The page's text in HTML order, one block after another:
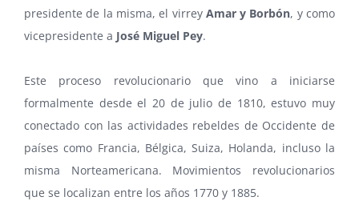
presidente de la misma, el virrey Amar y Borbón, y como
vicepresidente a José Miguel Pey.
Este proceso revolucionario que vino a iniciarse
formalmente desde el 20 de julio de 1810, estuvo muy
conectado con las actividades rebeldes de Occidente de
países como Francia, Bélgica, Suiza, Holanda, incluso la
misma Norteamericana. Movimientos revolucionarios
que se localizan entre los años 1770 y 1885.